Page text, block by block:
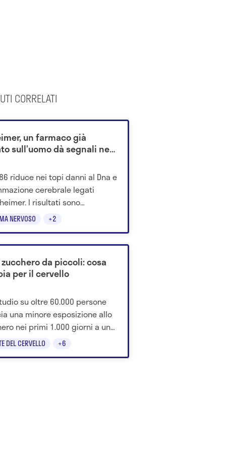
CORRELATI
NERVOSO +2
un farmaco già
sull’uomo dà segnali nei
riduce nei topi danni al Dna e
cerebrale legati
I risultati sono
ma non è ancora una
DEL CERVELLO +6
zucchero da piccoli: cosa
per il cervello
su oltre 60.000 persone
una minore esposizione allo
nei primi 1.000 giorni a un
più basso di Alzheimer,